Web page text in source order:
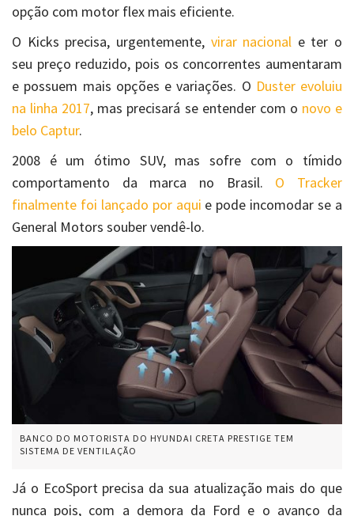
opção com motor flex mais eficiente.
O Kicks precisa, urgentemente, virar nacional e ter o
seu preço reduzido, pois os concorrentes aumentaram
e possuem mais opções e variações. O Duster evoluiu
na linha 2017, mas precisará se entender com o novo e
belo Captur.
2008 é um ótimo SUV, mas sofre com o tímido
comportamento da marca no Brasil. O Tracker
finalmente foi lançado por aqui e pode incomodar se a
General Motors souber vendê-lo.
BANCO DO MOTORISTA DO HYUNDAI CRETA PRESTIGE TEM
SISTEMA DE VENTILAÇÃO
Já o EcoSport precisa da sua atualização mais do que
nunca pois, com a demora da Ford e o avanço da